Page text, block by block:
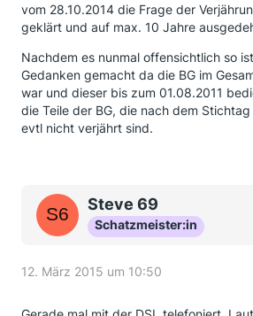
vom 28.10.2014 die Frage der
geklärt und auf max. 10 Jahre
Nachdem es nunmal offensichtlich so
Gedanken gemacht da die BG im
war und dieser bis zum 01.08.2011
die Teile der BG, die nach dem
evtl nicht verjährt sind.
Steve 69
Schatzmeister:in
12. März 2015 um 10:50